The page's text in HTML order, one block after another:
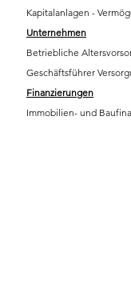
Kapitalanlagen -
Unternehmen
​Betriebliche
Geschäftsführer
Finanzierungen
Immobilien- und